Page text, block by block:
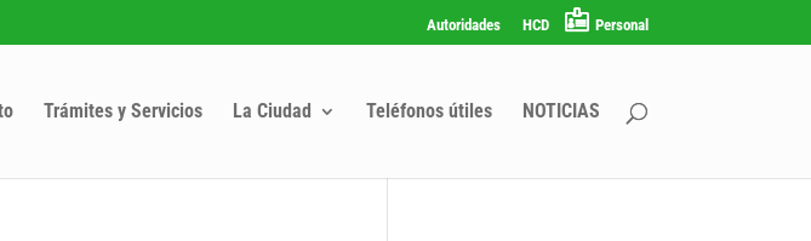
Autoridades HCD Personal
Trámites y Servicios La Ciudad Teléfonos útiles NOTICIAS